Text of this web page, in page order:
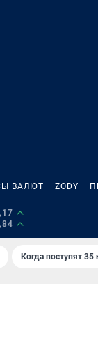
ВАЛЮТ ZODY
Когда поступят